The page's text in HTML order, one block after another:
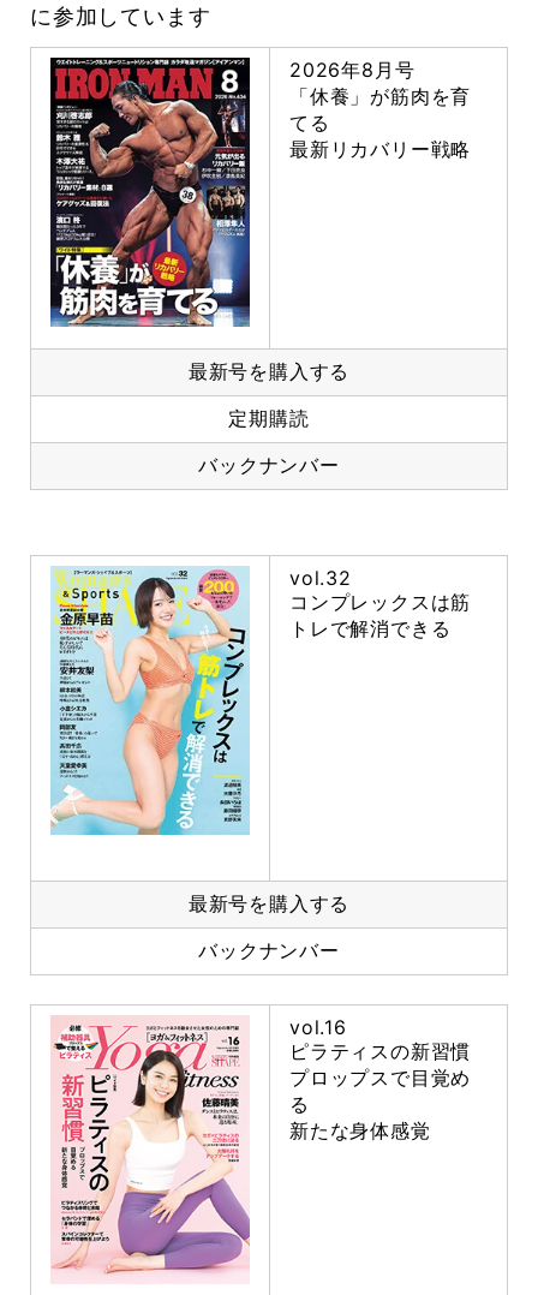
に参加しています
2026年8月号
「休養」が筋肉を育
てる
最新リカバリー戦略
最新号を購入する
定期購読
バックナンバー
vol.32
コンプレックスは筋
トレで解消できる
最新号を購入する
バックナンバー
vol.16
ピラティスの新習慣
プロップスで目覚め
る
新たな身体感覚